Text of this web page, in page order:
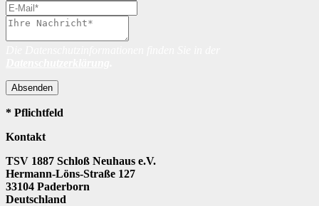
Absenden
* Pflichtfeld
Kontakt
TSV 1887 Schloß Neuhaus e.V.
Hermann-Löns-Straße 127
33104 Paderborn
Deutschland